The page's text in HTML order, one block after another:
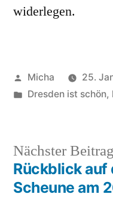
widerlegen.
Veröffentlicht
von
Micha
25.
Veröffentlicht
Dresden ist schön,
Nächster
Rückblick auf
Scheune am